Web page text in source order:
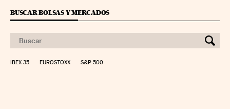
BUSCAR BOLSAS Y MERCADOS
IBEX 35 EUROSTOXX S&P 500